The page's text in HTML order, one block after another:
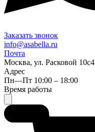
Заказать звонок
info@asabella.ru
Почта
Москва, ул. Расковой 10с4
Адрес
Пн—Пт 10:00 – 18:00
Время работы